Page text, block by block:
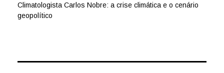
Climatologista Carlos Nobre: a crise climática e o cenário
geopolítico